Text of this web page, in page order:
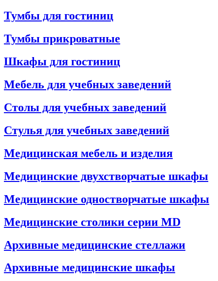
Тумбы для гостиниц
Тумбы прикроватные
Шкафы для гостиниц
Мебель для учебных заведений
Столы для учебных заведений
Стулья для учебных заведений
Медицинская мебель и изделия
Медицинские двухстворчатые шкафы
Медицинские одностворчатые шкафы
Медицинские столики серии MD
Архивные медицинские стеллажи
Архивные медицинские шкафы